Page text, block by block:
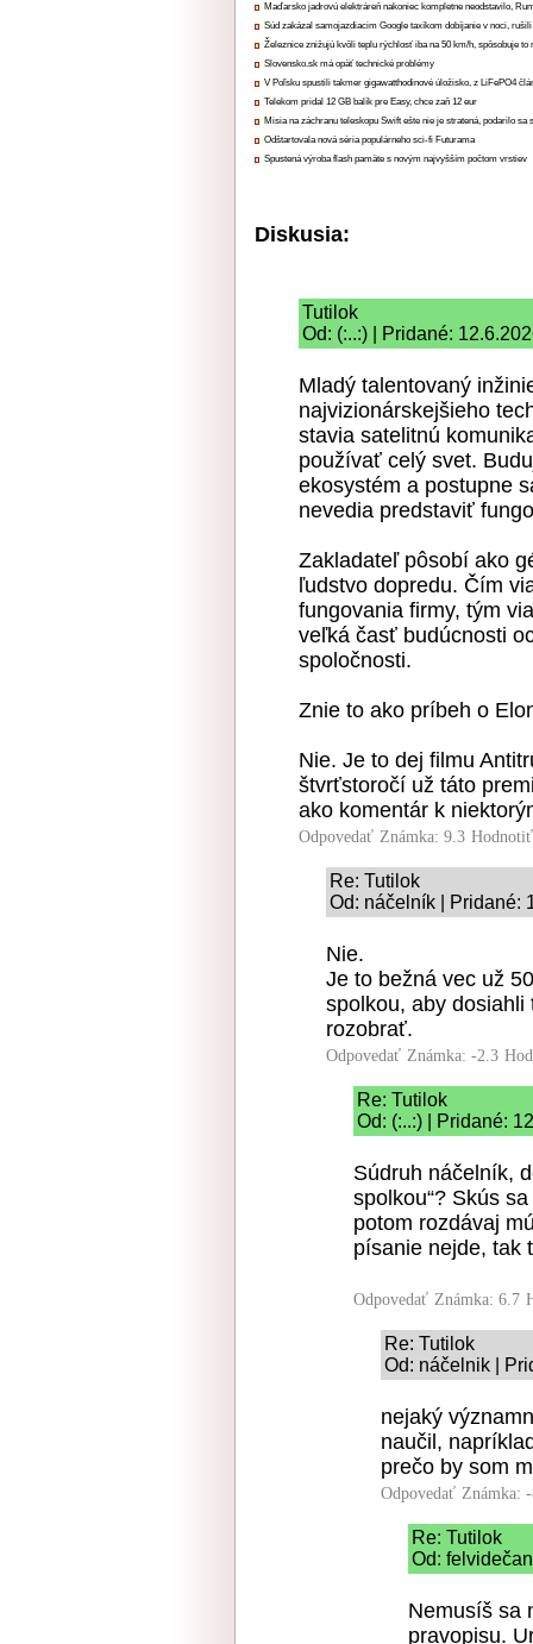
Maďarsko jadrovú elektráreň nakoniec kompletne neodstavilo,
Súd zakázal samojazdiacim Google taxíkom dobíjanie v noci,
Železnice znižujú kvôli teplu rýchlosť iba na 50 km/h, spôsobuje to
Slovensko.sk má opäť technické problémy
V Poľsku spustili takmer gigawatthodinové úložisko, z LiFePO4
Telekom pridal 12 GB balík pre Easy, chce zaň 12 eur
Misia na záchranu teleskopu Swift ešte nie je stratená, podarilo sa
Odštartovala nová séria populárneho sci-fi Futurama
Spustená výroba flash pamäte s novým najvyšším počtom vrstiev
Diskusia:
Tutilok
Od: (:..:) | Pridané:
Mladý talentovaný
najvizionárskejšieho
stavia satelitnú
používať celý svet.
ekosystém a postupne
nevedia predstaviť
Zakladateľ pôsobí ako
ľudstvo dopredu. Čím
fungovania firmy, tým
veľká časť budúcnosti
spoločnosti.
Znie to ako príbeh o
Nie. Je to dej filmu
štvrťstoročí už táto
ako komentár k
Odpovedať Známka: 9.3
Re: Tutilok
Od: náčelník | Pridané:
Nie.
Je to bežná vec už
spolkou, aby
rozobrať.
Odpovedať Známka: -2.3
Re: Tutilok
Od: (:..:) | Pridané:
Súdruh náčelník,
spolkou“? Skús
potom rozdávaj
písanie nejde, tak
Odpovedať Známka: 6.7
Re: Tutilok
Od: náčelnik |
nejaký
naučil,
prečo by som
Odpovedať Známka:
Re: Tutilok
Od:
Nemusíš sa
pravopisu.